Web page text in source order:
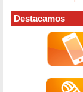
Destacamos